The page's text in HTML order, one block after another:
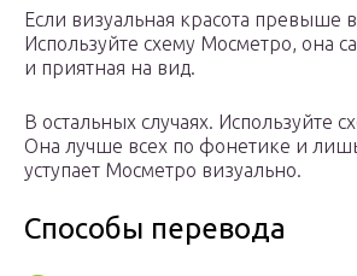
Если визуальная красота превыше
Используйте схему Мосметро, она
и приятная на вид.
В остальных случаях. Используйте
Она лучше всех по фонетике и
уступает Мосметро визуально.
Способы перевода